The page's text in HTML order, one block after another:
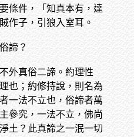
條件，「知真本有，達
作子，引狼入室耳。
諦？
外真俗二諦。約理性
也；約修持說，則名為
一法不立也，俗諦者萬
參究，一法不立，佛尚
土？此真諦之一泯一切